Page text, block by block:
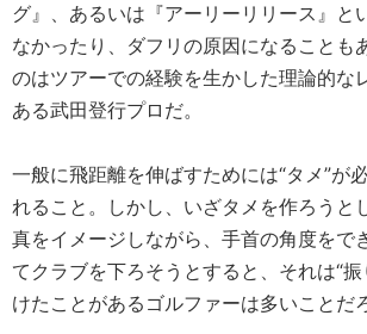
グ』、あるいは『アーリーリリース』と
なかったり、ダフリの原因になることも
のはツアーでの経験を生かした理論的な
ある武田登行プロだ。
一般に飛距離を伸ばすためには“タメ”が
れること。しかし、いざタメを作ろうと
真をイメージしながら、手首の角度をで
てクラブを下ろそうとすると、それは“
けたことがあるゴルファーは多いことだ